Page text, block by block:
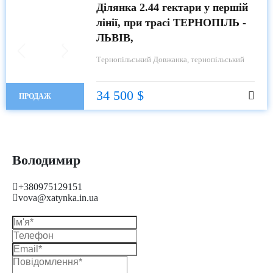
ПРОДАЖ
Ділянка 2.44 гектари у першій
лінії, при трасі ТЕРНОПІЛЬ -
ЛЬВІВ,
ТернопільськийДовжанка, тернопільський
34 500 $
Володимир
+380975129151
vova@xatynka.in.ua